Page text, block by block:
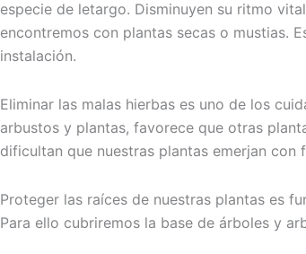
especie de letargo. Disminuyen su ritmo
encontremos con plantas secas o mustias.
instalación.
Eliminar las malas hierbas es uno de los
arbustos y plantas, favorece que otras
dificultan que nuestras plantas emerjan con
Proteger las raíces de nuestras plantas es
Para ello cubriremos la base de árboles y